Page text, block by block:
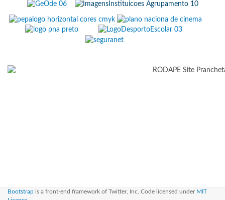
Bootstrap is a front-end framework of Twitter, Inc. Code licensed under MIT